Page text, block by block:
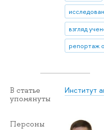
взгляд
репортаж
В статье
упомянуты
Институт
Персоны